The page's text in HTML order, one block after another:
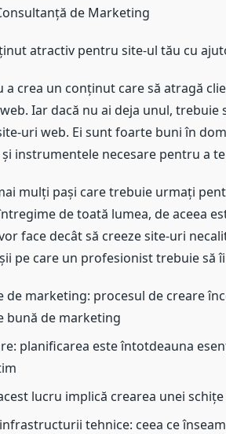
de Marketing
atractiv pentru site-ul tău cu
un conținut care să atragă
Iar dacă nu ai deja unul, trebuie
uri web. Ei sunt foarte buni în
instrumentele necesare pentru a
pași care trebuie urmați
de toată lumea, de aceea
face decât să creeze site-uri
pe care un profesionist trebuie să
de marketing: procesul de creare
bună de marketing
planificarea este întotdeauna
lucru implică crearea unei schițe
tehnice: ceea ce